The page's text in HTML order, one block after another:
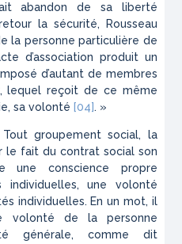
abandon de sa liberté
la sécurité, Rousseau
la personne particulière de
d’association produit un
d’autant de membres
lequel reçoit de ce même
sa volonté [04]. »
groupement social, la
le fait du contrat social son
une conscience propre
individuelles, une volonté
individuelles. En un mot, il
volonté de la personne
générale, comme dit